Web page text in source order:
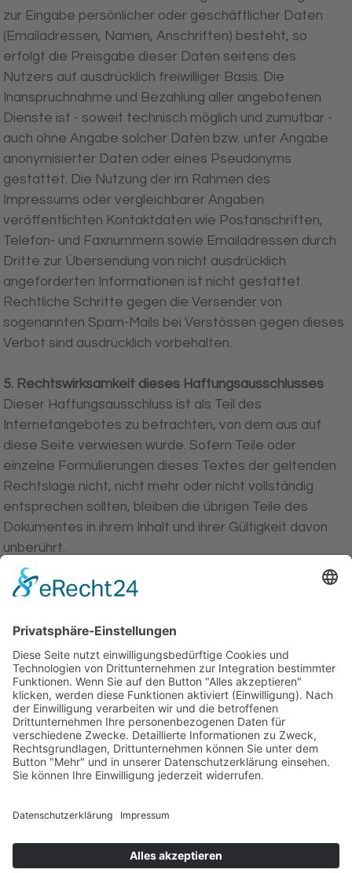
zur Eingabe persönlicher oder geschäftlicher Daten
(Emailadressen, Namen, Anschriften) besteht, so
erfolgt die Preisgabe dieser Daten seitens des
Nutzers auf ausdrücklich freiwilliger Basis. Die
Inanspruchnahme und Bezahlung aller angebotenen
Dienste ist - soweit technisch möglich und zumutbar -
auch ohne Angabe solcher Daten bzw. unter Angabe
anonymisierter Daten oder eines Pseudonyms
gestattet. Die Nutzung der im Rahmen des
Impressums oder vergleichbarer Angaben
veröffentlichten Kontaktdaten wie Postanschriften,
Telefon- und Faxnummern sowie Emailadressen durch
Dritte zur Übersendung von nicht ausdrücklich
angeforderten Informationen ist nicht gestattet.
Rechtliche Schritte gegen die Versender von
sogenannten Spam-Mails bei Verstössen gegen dieses
Verbot sind ausdrücklich vorbehalten.
5. Rechtswirksamkeit dieses Haftungsausschlusses
Dieser Haftungsausschluss ist als Teil des
Internetangebotes zu betrachten, von dem aus auf
diese Seite verwiesen wurde. Sofern Teile oder
einzelne Formulierungen dieses Textes der geltenden
Rechtslage nicht, nicht mehr oder nicht vollständig
entsprechen sollten, bleiben die übrigen Teile des
Dokumentes in ihrem Inhalt und ihrer Gültigkeit davon
unberührt.
INFOBEREICH
Kontakt
Geiß-